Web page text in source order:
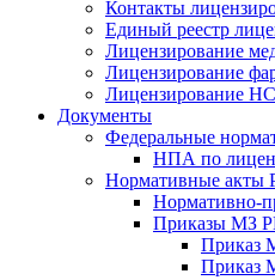
Контакты
Единый реестр
Лицензирование
Лицензирование
Лицензирование
Документы
Федеральные
НПА по
Нормативные акты
Нормативно-
Приказы МЗ
Приказ
Приказ